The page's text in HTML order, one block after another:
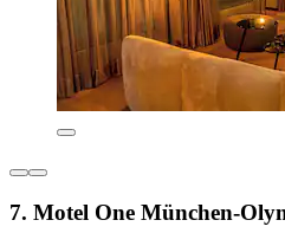
7. Motel One München-